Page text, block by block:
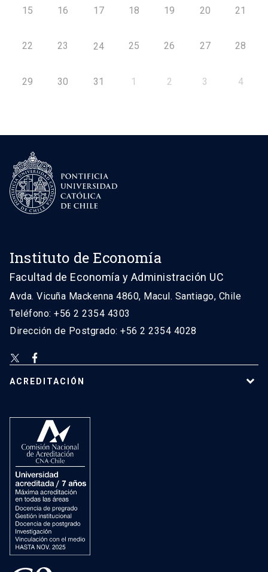
15 16 17 18 19 20 21
22 23 24 25 26 27 28
29 30 31 1 2 3 4
Instituto de Economía
Facultad de Economía y Administración UC
Avda. Vicuña Mackenna 4860, Macul. Santiago, Chile
Teléfono: +56 2 2354 4303
Dirección de Postgrado: +56 2 2354 4028
ACREDITACIÓN